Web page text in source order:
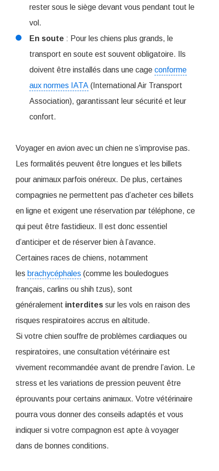
rester sous le siège devant vous pendant tout le
vol.
En soute : Pour les chiens plus grands, le
transport en soute est souvent obligatoire. Ils
doivent être installés dans une cage conforme
aux normes IATA (International Air Transport
Association), garantissant leur sécurité et leur
confort.
Voyager en avion avec un chien ne s’improvise pas.
Les formalités peuvent être longues et les billets
pour animaux parfois onéreux. De plus, certaines
compagnies ne permettent pas d’acheter ces billets
en ligne et exigent une réservation par téléphone, ce
qui peut être fastidieux. Il est donc essentiel
d’anticiper et de réserver bien à l’avance.
Certaines races de chiens, notamment
les brachycéphales (comme les bouledogues
français, carlins ou shih tzus), sont
généralement interdites sur les vols en raison des
risques respiratoires accrus en altitude.
Si votre chien souffre de problèmes cardiaques ou
respiratoires, une consultation vétérinaire est
vivement recommandée avant de prendre l’avion. Le
stress et les variations de pression peuvent être
éprouvants pour certains animaux. Votre vétérinaire
pourra vous donner des conseils adaptés et vous
indiquer si votre compagnon est apte à voyager
dans de bonnes conditions.